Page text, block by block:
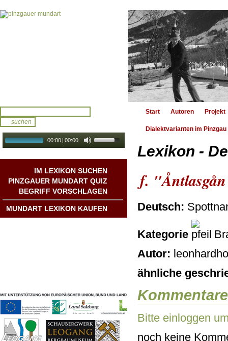
00:00 | 00:00
IM LEXIKON SUCHEN
PINZGAUER MUNDART QUIZ
BEGRIFF VORSCHLAGEN
MUNDART LEXIKON KAUFEN
Start Autoren Projekt
Dialektvarianten im Pinzgau
Lexikon -
f.
Deutsch:
Kategorie
Autor:
ähnliche
Kommentare
Bitte einloggen
noch keine